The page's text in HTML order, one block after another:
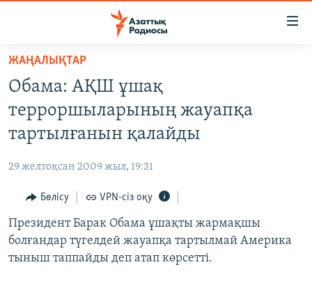
Skip
main
content
main
Search
ЖАҢАЛЫҚТАР
AZATTYQTV
АДАМ ҚҰҚЫҚТАРЫ
ӘЛЕУМЕТ
ӘЛЕМ
АРНАЙЫ ЖОБАЛАР
ЖАҢАЛЫҚТАР
Обама: АҚШ ұшақ
терроршыларының жауапқа
тартылғанын қалайды
29 желтоқсан 2009 жыл, 19:31
Бөлісу VPN-сіз оқу
Президент Барак Обама ұшақты жармақшы
болғандар түгелдей жауапқа тартылмай Америка
тыныш таппайды деп атап көрсетті.